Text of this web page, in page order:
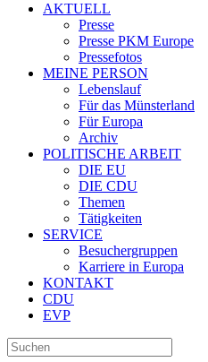
AKTUELL
Presse
Presse PKM Europe
Pressefotos
MEINE PERSON
Lebenslauf
Für das Münsterland
Für Europa
Archiv
POLITISCHE ARBEIT
DIE EU
DIE CDU
Themen
Tätigkeiten
SERVICE
Besuchergruppen
Karriere in Europa
KONTAKT
CDU
EVP